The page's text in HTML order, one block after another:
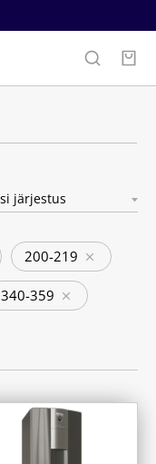
200-219
340-359